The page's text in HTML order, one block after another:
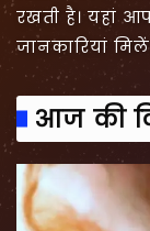
रखती है। यहां
जानकारियां
आज की